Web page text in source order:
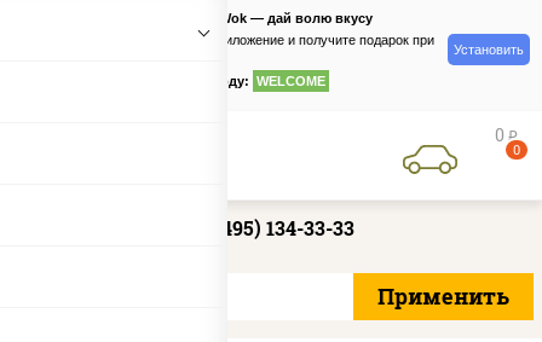
PizzaSushiWok — дай волю вкусу
Скачайте приложение и получите подарок при
по промокоду: WELCOME
Установить
0 руб
0
+7 (495) 134-33-33